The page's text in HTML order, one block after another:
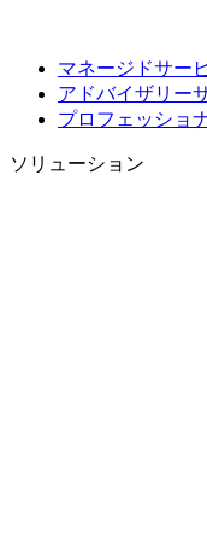
マネージドサー
アドバイザリー
プロフェッショ
ソリューション